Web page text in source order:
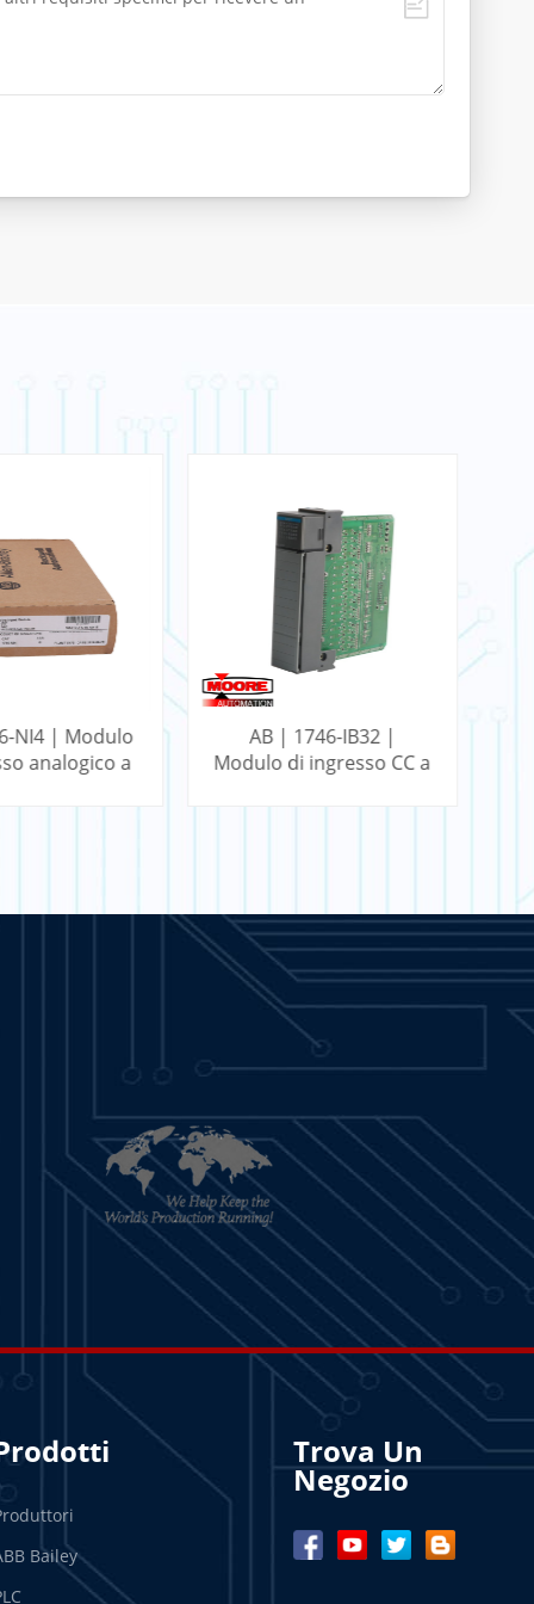
NI4 | Modulo
analogico a
AB | 1746-IB32 |
Modulo di ingresso CC a
PER SAPERNE DI
Bailey
Trova Un
Negozio